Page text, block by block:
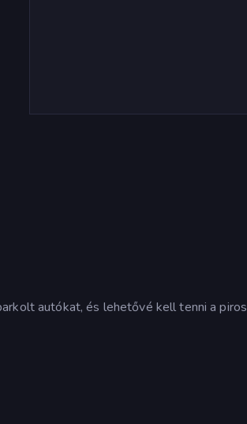
autókat, és lehetővé kell tenni a piros